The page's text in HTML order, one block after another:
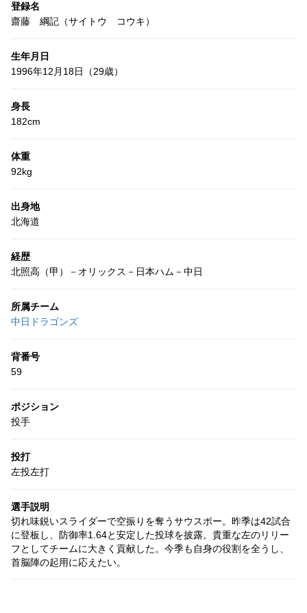
登録名
齋藤 綱記（サイトウ コウキ）
生年月日
1996年12月18日（29歳）
身長
182cm
体重
92kg
出身地
北海道
経歴
北照高（甲）－オリックス－日本ハム－中日
所属チーム
中日ドラゴンズ
背番号
59
ポジション
投手
投打
左投左打
選手説明
切れ味鋭いスライダーで空振りを奪うサウスポー。昨季は42試合
に登板し、防御率1.64と安定した投球を披露。貴重な左のリリー
フとしてチームに大きく貢献した。今季も自身の役割を全うし、
首脳陣の起用に応えたい。